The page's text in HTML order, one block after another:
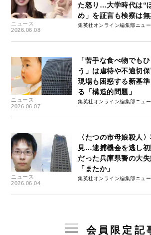
ニュース
2026.06.08
た怒り…大学時代は“
め」を証言も検察は
集英社オンライン編集部ニュ
ニュース
2026.06.07
「苦手な食べ物でも
う」は虐待や不適切
現場も困惑する新基
る「構造的問題」
集英社オンライン編集部ニュ
ニュース
2026.06.04
〈たつの市母娘殺人
見…逮捕機会を逃し
だった兵庫県警の大
「またか」
集英社オンライン編集部ニュ
会員限定記